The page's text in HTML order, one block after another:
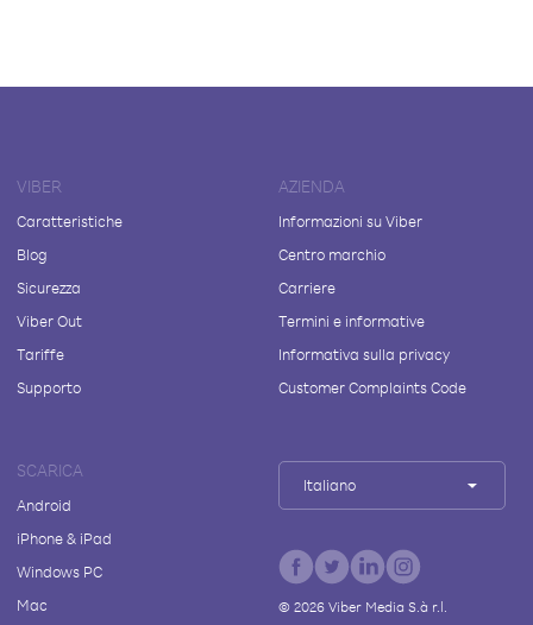
VIBER
Caratteristiche
Blog
Sicurezza
Viber Out
Tariffe
Supporto
AZIENDA
Informazioni su Viber
Centro marchio
Carriere
Termini e informative
Informativa sulla privacy
Customer Complaints Code
SCARICA
Android
iPhone & iPad
Windows PC
Mac
Italiano
© 2026Viber Media S.à r.l.